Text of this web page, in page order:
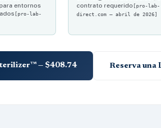
entornos
[pro-lab-
contrato requerido [pro-lab-
direct.com — abril de 2026]
— $408.74 Reserva una